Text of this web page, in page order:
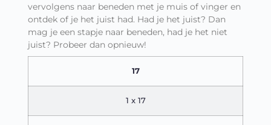
vervolgens naar beneden met je muis of vinger en
ontdek of je het juist had. Had je het juist? Dan
mag je een stapje naar beneden, had je het niet
juist? Probeer dan opnieuw!
17
1 x 17